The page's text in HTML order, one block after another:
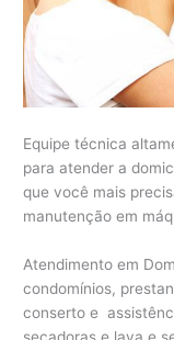
Equipe técnica
para atender a
que você mais
manutenção em
Atendimento em
condomínios,
conserto e